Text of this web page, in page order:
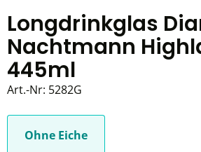
Longdrinkglas
Nachtmann
445ml
Art.-Nr: 5282G
Ohne Eiche